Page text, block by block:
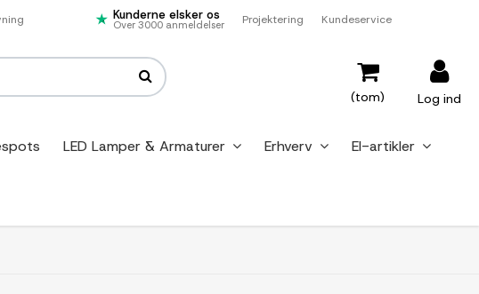
Kunderne elsker os
Over 3000 anmeldelser Projektering Kundeservice
Log ind
(tom)
LED Lamper & Armaturer Erhverv El-artikler